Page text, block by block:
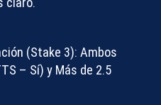
(Stake 3): Ambos
– Sí) y Más de 2.5